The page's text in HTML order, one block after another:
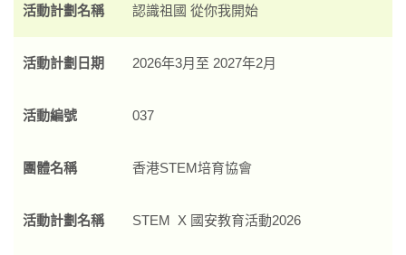
活動計劃名稱 認識祖國 從你我開始
活動計劃日期 2026年3月至 2027年2月
活動編號 037
團體名稱 香港STEM培育協會
活動計劃名稱 STEM X 國安教育活動2026